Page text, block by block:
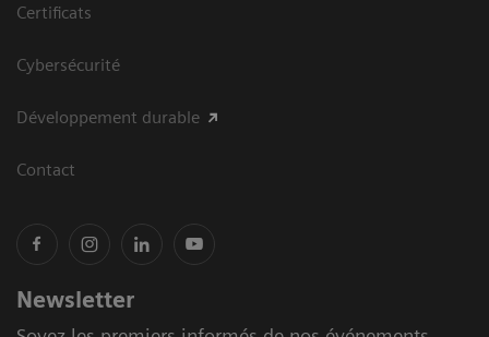
Certificats
Cybersécurité
Développement durable
Contact
Newsletter